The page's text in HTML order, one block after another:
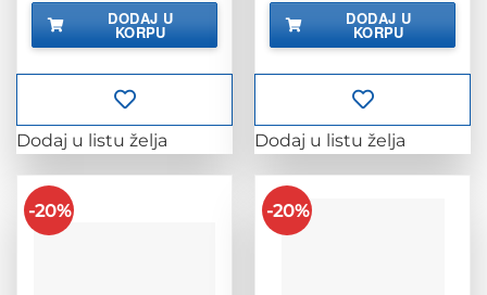
bila
52.50 KM.
je:
42.00 KM.
DODAJ U
KORPU
Dodaj u listu želja
bila
360.00 KM.
je:
DODAJ U
KORPU
Dodaj u listu želja
-20% -20%